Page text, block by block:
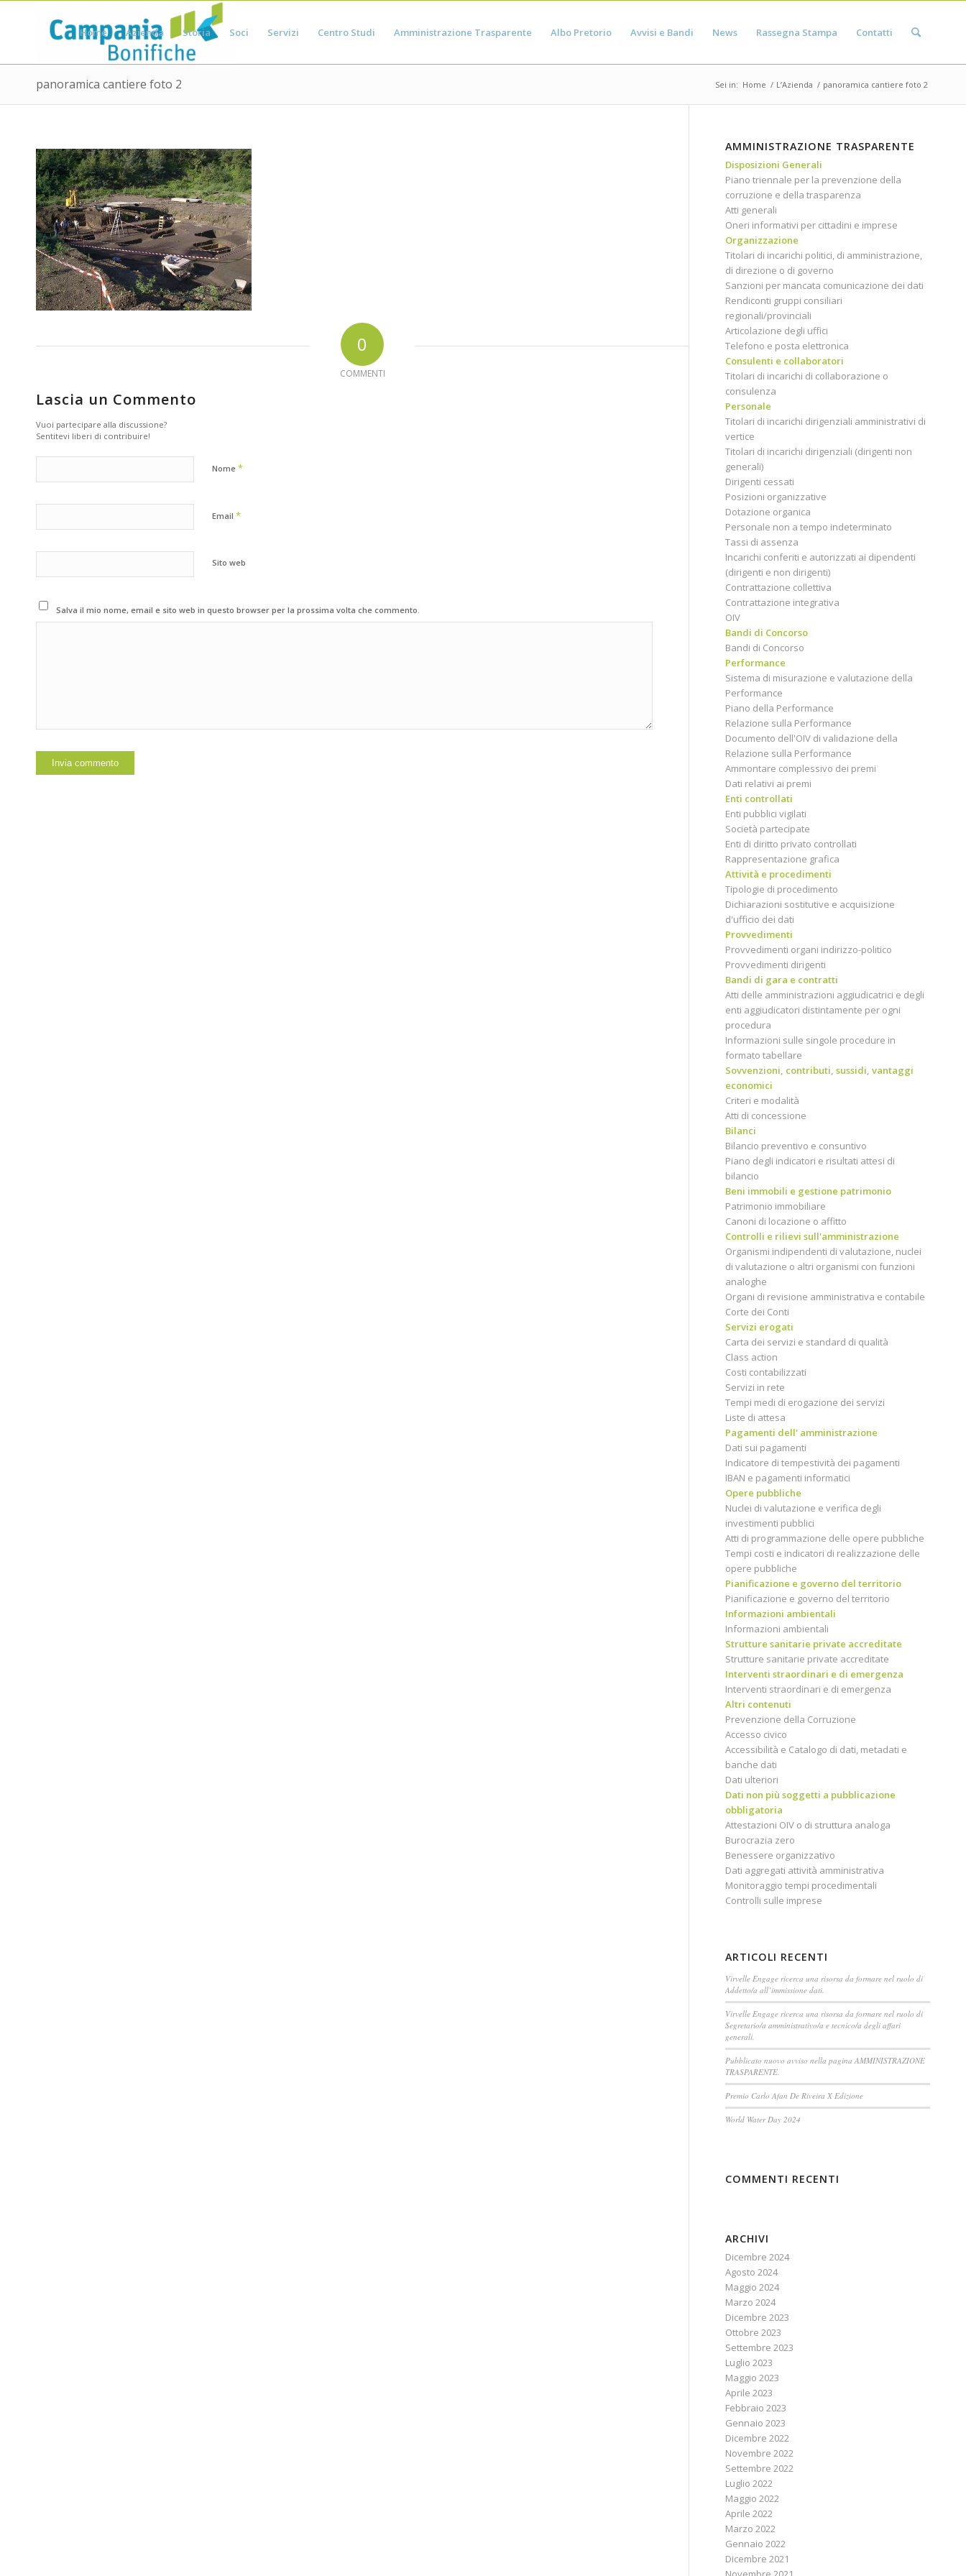
Home Azienda Storia Soci Servizi Centro Studi Amministrazione Trasparente Albo Pretorio Avvisi e Bandi News Rassegna Stampa Contatti
panoramica cantiere foto 2 Sei in: Home / L’Azienda / panoramica cantiere foto 2
0
COMMENTI
Lascia un Commento
Vuoi partecipare alla discussione?
Sentitevi liberi di contribuire!
Nome *
Email *
Sito web
Salva il mio nome, email e sito web in questo browser per la prossima volta che commento.
AMMINISTRAZIONE TRASPARENTE
Disposizioni Generali
Piano triennale per la prevenzione della
corruzione e della trasparenza
Atti generali
Oneri informativi per cittadini e imprese
Organizzazione
Titolari di incarichi politici, di amministrazione,
di direzione o di governo
Sanzioni per mancata comunicazione dei dati
Rendiconti gruppi consiliari
regionali/provinciali
Articolazione degli uffici
Telefono e posta elettronica
Consulenti e collaboratori
Titolari di incarichi di collaborazione o
consulenza
Personale
Titolari di incarichi dirigenziali amministrativi di
vertice
Titolari di incarichi dirigenziali (dirigenti non
generali)
Dirigenti cessati
Posizioni organizzative
Dotazione organica
Personale non a tempo indeterminato
Tassi di assenza
Incarichi conferiti e autorizzati ai dipendenti
(dirigenti e non dirigenti)
Contrattazione collettiva
Contrattazione integrativa
OIV
Bandi di Concorso
Bandi di Concorso
Performance
Sistema di misurazione e valutazione della
Performance
Piano della Performance
Relazione sulla Performance
Documento dell'OIV di validazione della
Relazione sulla Performance
Ammontare complessivo dei premi
Dati relativi ai premi
Enti controllati
Enti pubblici vigilati
Società partecipate
Enti di diritto privato controllati
Rappresentazione grafica
Attività e procedimenti
Tipologie di procedimento
Dichiarazioni sostitutive e acquisizione
d'ufficio dei dati
Provvedimenti
Provvedimenti organi indirizzo-politico
Provvedimenti dirigenti
Bandi di gara e contratti
Atti delle amministrazioni aggiudicatrici e degli
enti aggiudicatori distintamente per ogni
procedura
Informazioni sulle singole procedure in
formato tabellare
Sovvenzioni, contributi, sussidi, vantaggi
economici
Criteri e modalità
Atti di concessione
Bilanci
Bilancio preventivo e consuntivo
Piano degli indicatori e risultati attesi di
bilancio
Beni immobili e gestione patrimonio
Patrimonio immobiliare
Canoni di locazione o affitto
Controlli e rilievi sull'amministrazione
Organismi indipendenti di valutazione, nuclei
di valutazione o altri organismi con funzioni
analoghe
Organi di revisione amministrativa e contabile
Corte dei Conti
Servizi erogati
Carta dei servizi e standard di qualità
Class action
Costi contabilizzati
Servizi in rete
Tempi medi di erogazione dei servizi
Liste di attesa
Pagamenti dell' amministrazione
Dati sui pagamenti
Indicatore di tempestività dei pagamenti
IBAN e pagamenti informatici
Opere pubbliche
Nuclei di valutazione e verifica degli
investimenti pubblici
Atti di programmazione delle opere pubbliche
Tempi costi e indicatori di realizzazione delle
opere pubbliche
Pianificazione e governo del territorio
Pianificazione e governo del territorio
Informazioni ambientali
Informazioni ambientali
Strutture sanitarie private accreditate
Strutture sanitarie private accreditate
Interventi straordinari e di emergenza
Interventi straordinari e di emergenza
Altri contenuti
Prevenzione della Corruzione
Accesso civico
Accessibilità e Catalogo di dati, metadati e
banche dati
Dati ulteriori
Dati non più soggetti a pubblicazione
obbligatoria
Attestazioni OIV o di struttura analoga
Burocrazia zero
Benessere organizzativo
Dati aggregati attività amministrativa
Monitoraggio tempi procedimentali
Controlli sulle imprese
ARTICOLI RECENTI
Virvelle Engage ricerca una risorsa da formare nel ruolo di
Addetto/a all’immissione dati.
Virvelle Engage ricerca una risorsa da formare nel ruolo di
Segretario/a amministrativo/a e tecnico/a degli affari
generali.
Pubblicato nuovo avviso nella pagina AMMINISTRAZIONE
TRASPARENTE.
Premio Carlo Afan De Riveira X Edizione
World Water Day 2024
COMMENTI RECENTI
ARCHIVI
Dicembre 2024
Agosto 2024
Maggio 2024
Marzo 2024
Dicembre 2023
Ottobre 2023
Settembre 2023
Luglio 2023
Maggio 2023
Aprile 2023
Febbraio 2023
Gennaio 2023
Dicembre 2022
Novembre 2022
Settembre 2022
Luglio 2022
Maggio 2022
Aprile 2022
Marzo 2022
Gennaio 2022
Dicembre 2021